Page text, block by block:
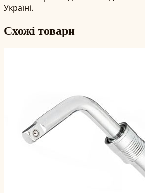
Україні.
Схожі товари